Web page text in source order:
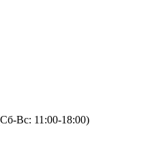
Вс: 11:00-18:00)